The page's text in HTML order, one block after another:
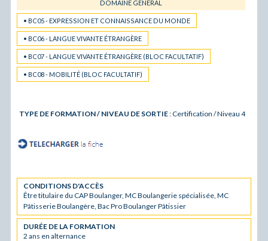
DOMAINE GÉNÉRAL
• BC05 - EXPRESSION ET CONNAISSANCE DU MONDE
• BC06 - LANGUE VIVANTE ÉTRANGÈRE
• BC07 - LANGUE VIVANTE ÉTRANGÈRE (BLOC FACULTATIF)
• BC08 - MOBILITÉ (BLOC FACULTATIF)
TYPE DE FORMATION / NIVEAU DE SORTIE: Certification / Niveau 4
CONDITIONS D'ACCÈS
Être titulaire du CAP Boulanger, MC Boulangerie spécialisée, MC
Pâtisserie Boulangère, Bac Pro Boulanger Pâtissier
DURÉE DE LA FORMATION
2 ans en alternance